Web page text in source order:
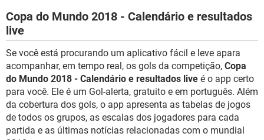
Copa do Mundo 2018 - Calendário e resultados
live
Se você está procurando um aplicativo fácil e leve apara
acompanhar, em tempo real, os gols da competição, Copa
do Mundo 2018 - Calendário e resultados live é o app certo
para você. Ele é um Gol-alerta, gratuito e em português. Além
da cobertura dos gols, o app apresenta as tabelas de jogos
de todos os grupos, as escalas dos jogadores para cada
partida e as últimas notícias relacionadas com o mundial